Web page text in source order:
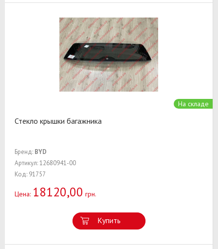
На складе
Стекло крышки багажника
Бренд: BYD
Артикул: 12680941-00
Код: 91757
Цена: 18120,00 грн.
Купить